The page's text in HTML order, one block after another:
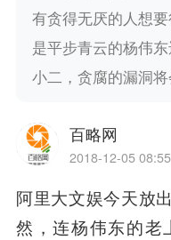
有贪得无厌的人想
是平步青云的杨伟
小二，贪腐的漏洞将
百略网
2018-12-05 08:55
阿里大文娱今天放
然，连杨伟东的老